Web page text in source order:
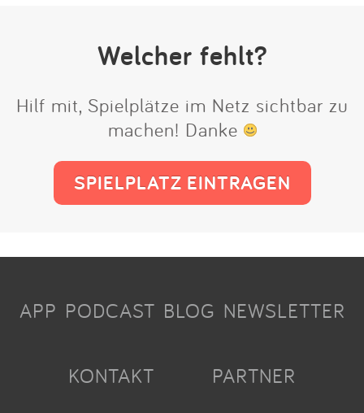
Welcher fehlt?
Hilf mit, Spielplätze im Netz sichtbar zu
machen! Danke
SPIELPLATZ EINTRAGEN
APP PODCAST BLOG NEWSLETTER
KONTAKT PARTNER